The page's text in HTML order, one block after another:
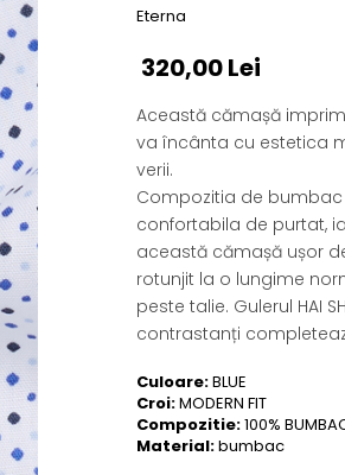
Eterna
320,00 Lei
Această cămașă
va încânta cu estetica
verii.
Compozitia de bumbac
confortabila de purtat,
această cămașă ușor
rotunjit la o lungime
peste talie. Gulerul HAI
contrastanți
Culoare:BLUE
Croi:MODERN FIT
Compozitie:100%
Material:bumbac